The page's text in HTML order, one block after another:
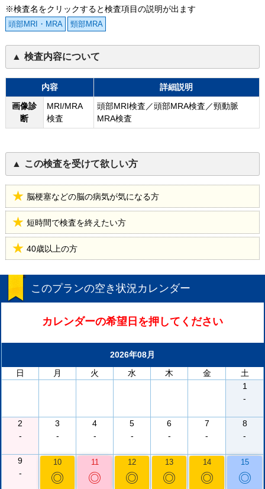
※検査名をクリックすると検査項目の説明が出ます
頭部MRI・MRA 頸部MRA
検査内容について
内容
詳細説明
画像診
断
MRI/MRA
検査
頭部MRI検査／頭部MRA検査／頸動脈
MRA検査
この検査を受けて欲しい方
脳梗塞などの脳の病気が気になる方
短時間で検査を終えたい方
40歳以上の方
このプランの空き状況カレンダー
カレンダーの希望日を押してください
2026年08月
日
月 火 水 木 金
土
1
-
2
-
3
-
4
-
5
-
6
-
7
-
8
-
9
-
10
◎
11
◎
12
◎
13
◎
14
◎
15
◎